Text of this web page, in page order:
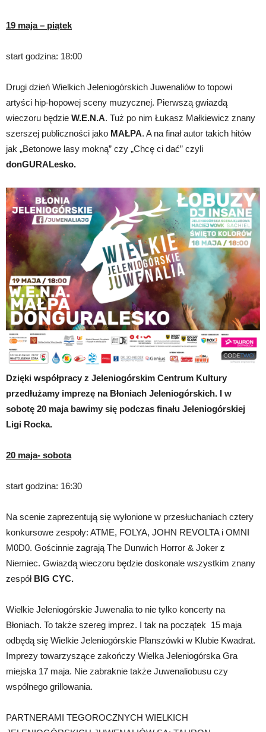
19 maja – piątek
start godzina: 18:00
Drugi dzień Wielkich Jeleniogórskich Juwenaliów to topowi
artyści hip-hopowej sceny muzycznej. Pierwszą gwiazdą
wieczoru będzie W.E.N.A. Tuż po nim Łukasz Małkiewicz znany
szerszej publiczności jako MAŁPA. A na finał autor takich hitów
jak „Betonowe lasy mokną” czy „Chcę ci dać” czyli
donGURALesko.
Dzięki współpracy z Jeleniogórskim Centrum Kultury
przedłużamy imprezę na Błoniach Jeleniogórskich. I w
sobotę 20 maja bawimy się podczas finału Jeleniogórskiej
Ligi Rocka.
20 maja- sobota
start godzina: 16:30
Na scenie zaprezentują się wyłonione w przesłuchaniach cztery
konkursowe zespoły: ATME, FOLYA, JOHN REVOLTA i OMNI
M0D0. Gościnnie zagrają The Dunwich Horror & Joker z
Niemiec. Gwiazdą wieczoru będzie doskonale wszystkim znany
zespół BIG CYC.
Wielkie Jeleniogórskie Juwenalia to nie tylko koncerty na
Błoniach. To także szereg imprez. I tak na początek 15 maja
odbędą się Wielkie Jeleniogórskie Planszówki w Klubie Kwadrat.
Imprezy towarzyszące zakończy Wielka Jeleniogórska Gra
miejska 17 maja. Nie zabraknie także Juwenaliobusu czy
wspólnego grillowania.
PARTNERAMI TEGOROCZNYCH WIELKICH